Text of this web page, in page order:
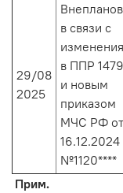
29/08
2025
в связи с
в ППР
и новым
приказом
МЧС РФ от
16.12.2024
№1120****
Прим.